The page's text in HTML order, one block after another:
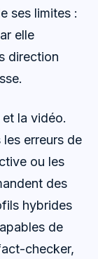
ses limites :
elle
direction
la vidéo.
erreurs de
ou les
des
hybrides
de
checker,